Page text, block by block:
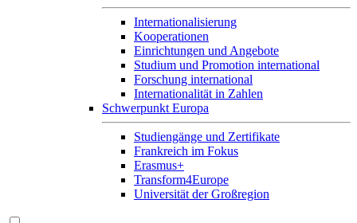
Internationalisierung
Kooperationen
Einrichtungen und Angebote
Studium und Promotion international
Forschung international
Internationalität in Zahlen
Schwerpunkt Europa
Studiengänge und Zertifikate
Frankreich im Fokus
Erasmus+
Transform4Europe
Universität der Großregion